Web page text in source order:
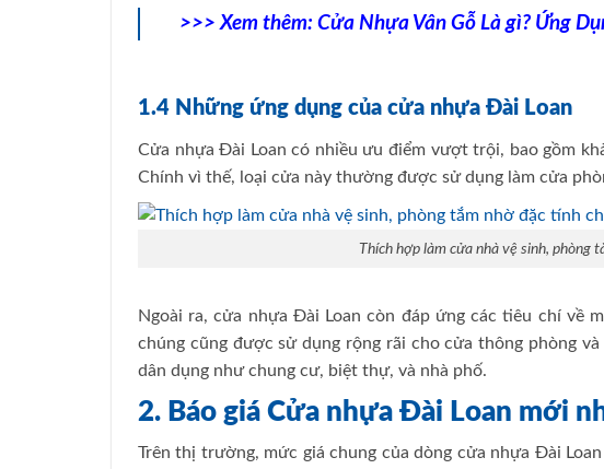
>>> Xem thêm: Cửa Nhựa Vân Gỗ Là gì? Ứng
1.4 Những ứng dụng của cửa nhựa Đài Loan
Cửa nhựa Đài Loan có nhiều ưu điểm vượt trội, bao gồm
Chính vì thế, loại cửa này thường được sử dụng làm cửa
Thích hợp làm cửa nhà vệ sinh, phòng
Ngoài ra, cửa nhựa Đài Loan còn đáp ứng các tiêu chí về
chúng cũng được sử dụng rộng rãi cho cửa thông phòng
dân dụng như chung cư, biệt thự, và nhà phố.
2. Báo giá Cửa nhựa Đài Loan mới
Trên thị trường, mức giá chung của dòng cửa nhựa Đài